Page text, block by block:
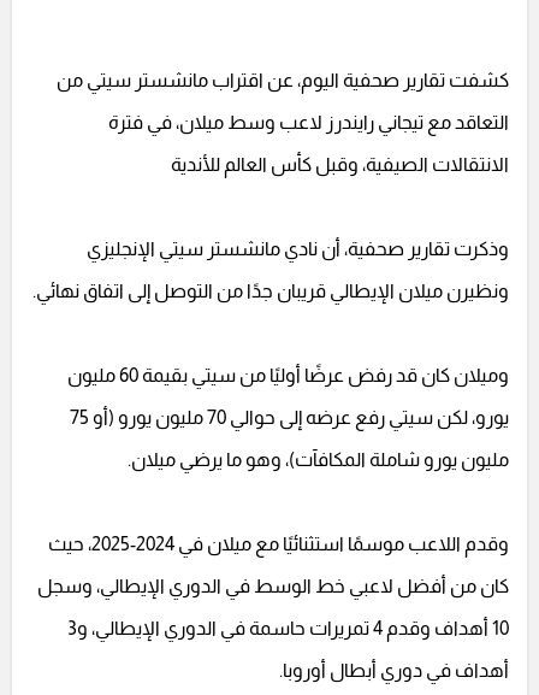
كشفت تقارير صحفية اليوم، عن اقتراب مانشستر سيتي من
التعاقد مع تيجاني رايندرز لاعب وسط ميلان، في فترة
الانتقالات الصيفية، وقبل كأس العالم للأندية
وذكرت تقارير صحفية، أن نادي مانشستر سيتي الإنجليزي
ونظيرن ميلان الإيطالي قريبان جدًا من التوصل إلى اتفاق نهائي.
وميلان كان قد رفض عرضًا أوليًا من سيتي بقيمة 60 مليون
يورو، لكن سيتي رفع عرضه إلى حوالي 70 مليون يورو (أو 75
مليون يورو شاملة المكافآت)، وهو ما يرضي ميلان.
وقدم اللاعب موسمًا استثنائيًا مع ميلان في 2024-2025، حيث
كان من أفضل لاعبي خط الوسط في الدوري الإيطالي، وسجل
10 أهداف وقدم 4 تمريرات حاسمة في الدوري الإيطالي، و3
أهداف في دوري أبطال أوروبا.